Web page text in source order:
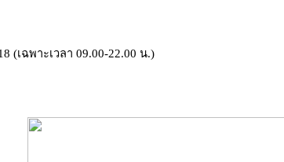
(เฉพาะเวลา 09.00-22.00 น.)